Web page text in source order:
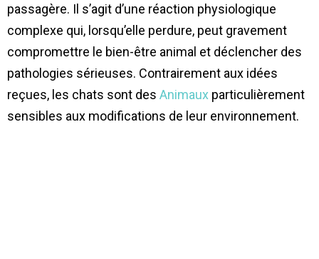
passagère. Il s’agit d’une réaction physiologique
complexe qui, lorsqu’elle perdure, peut gravement
compromettre le bien-être animal et déclencher des
pathologies sérieuses. Contrairement aux idées
reçues, les chats sont des Animaux particulièrement
sensibles aux modifications de leur environnement.